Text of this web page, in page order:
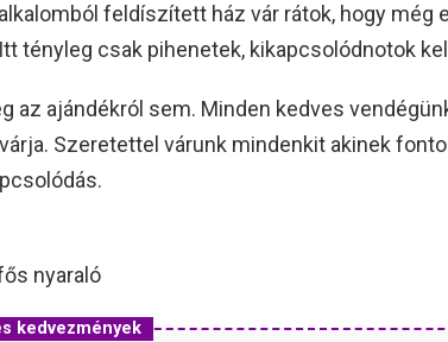
feldíszített ház vár rátok, hogy még
tényleg csak pihenetek, kikapcsolódnotok
az ajándékról sem. Minden kedves
Szeretettel várunk mindenkit akinek
nyaraló
kedvezmények